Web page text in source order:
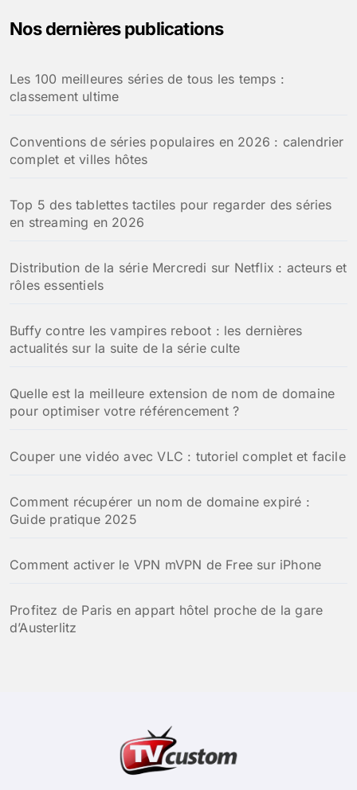
Nos dernières publications
Les 100 meilleures séries de tous les temps :
classement ultime
Conventions de séries populaires en 2026 : calendrier
complet et villes hôtes
Top 5 des tablettes tactiles pour regarder des séries
en streaming en 2026
Distribution de la série Mercredi sur Netflix : acteurs et
rôles essentiels
Buffy contre les vampires reboot : les dernières
actualités sur la suite de la série culte
Quelle est la meilleure extension de nom de domaine
pour optimiser votre référencement ?
Couper une vidéo avec VLC : tutoriel complet et facile
Comment récupérer un nom de domaine expiré :
Guide pratique 2025
Comment activer le VPN mVPN de Free sur iPhone
Profitez de Paris en appart hôtel proche de la gare
d’Austerlitz